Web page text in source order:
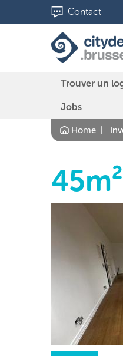
au
Contact
Trouver un
Jobs
Home